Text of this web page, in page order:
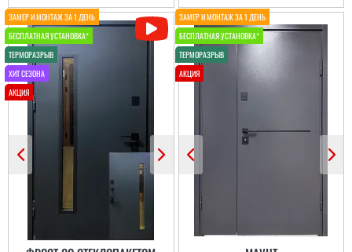
Дуже сподобались двері
та установка, ставили в
не легкий проєи, все
пройшло добре.